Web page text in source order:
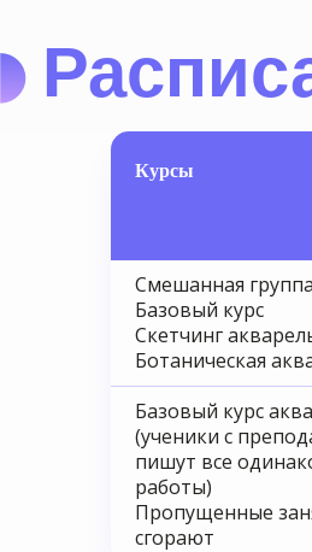
Курсы
Смешанная
Базовый курс
Скетчинг
Ботаническая
Базовый курс
(ученики с
пишут все
работы)
Пропущенные
сгорают